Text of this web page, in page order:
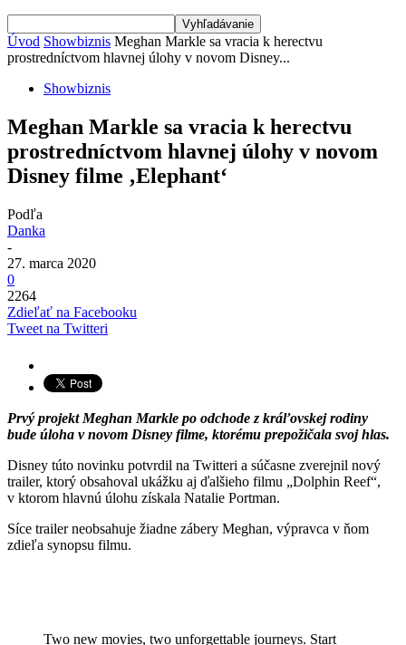
Úvod Showbiznis Meghan Markle sa vracia k herectvu
prostredníctvom hlavnej úlohy v novom Disney...
Showbiznis
Meghan Markle sa vracia k herectvu
prostredníctvom hlavnej úlohy v novom
Disney filme ‚Elephant‘
Podľa
Danka
-
27. marca 2020
0
2264
Zdieľať na Facebooku
Tweet na Twitteri
Prvý projekt Meghan Markle po odchode z kráľovskej rodiny
bude úloha v novom Disney filme, ktorému prepožičala svoj hlas.
Disney túto novinku potvrdil na Twitteri a súčasne zverejnil nový
trailer, ktorý obsahoval ukážku aj ďalšieho filmu „Dolphin Reef“,
v ktorom hlavnú úlohu získala Natalie Portman.
Síce trailer neobsahuje žiadne zábery Meghan, výpravca v ňom
zdieľa synopsu filmu.
Two new movies, two unforgettable journeys. Start